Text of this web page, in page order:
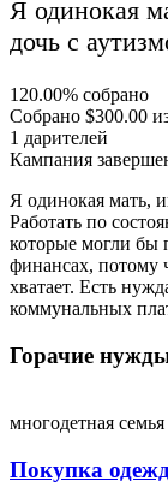
Я одинокая
дочь с
120.00% собрано
Собрано $300.00
1 дарителей
Кампания
Я одинокая мать,
Работать по
которые могли бы
финансах, потому
хватает. Есть
коммунальных
Горачие
многодетная семья
Покупка